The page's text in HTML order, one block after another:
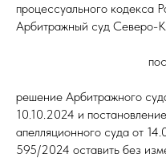
процессуального кодекса
Арбитражный суд Северо-
решение Арбитражного
10.10.2024 и
апелляционного суда от
595/2024 оставить без